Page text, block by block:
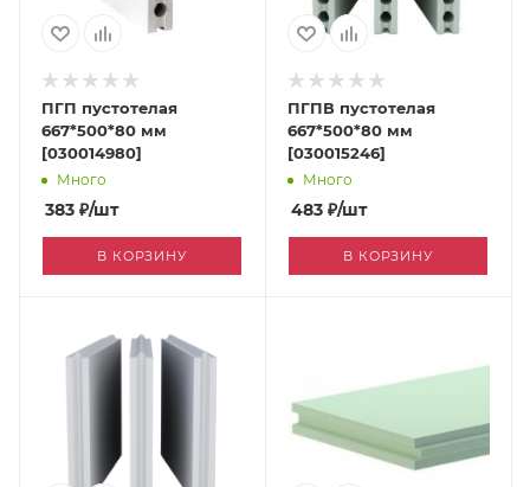
ПГП пустотелая
667*500*80 мм
[030014980]
Много
383 ₽/шт
В КОРЗИНУ
ПГПВ пустотелая
667*500*80 мм
[030015246]
Много
483 ₽/шт
В КОРЗИНУ